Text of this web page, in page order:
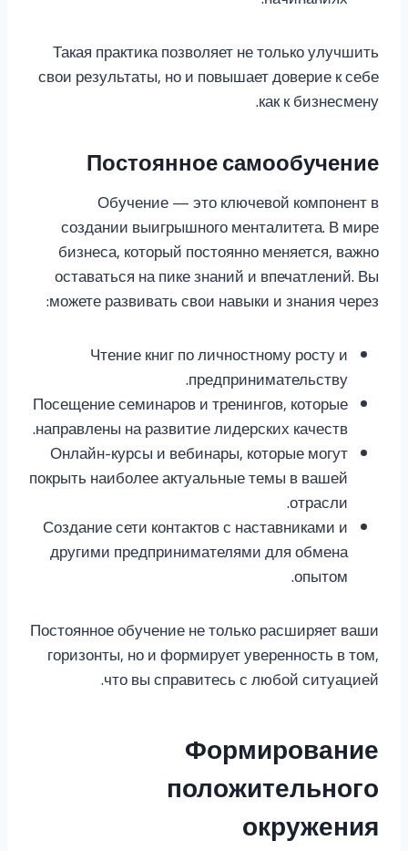
Такая практика позволяет не только улучшить
свои результаты, но и повышает доверие к себе
как к бизнесмену.
Постоянное самообучение
Обучение — это ключевой компонент в
создании выигрышного менталитета. В мире
бизнеса, который постоянно меняется, важно
оставаться на пике знаний и впечатлений. Вы
можете развивать свои навыки и знания через:
Чтение книг по личностному росту и
предпринимательству.
Посещение семинаров и тренингов, которые
направлены на развитие лидерских качеств.
Онлайн-курсы и вебинары, которые могут
покрыть наиболее актуальные темы в вашей
отрасли.
Создание сети контактов с наставниками и
другими предпринимателями для обмена
опытом.
Постоянное обучение не только расширяет ваши
горизонты, но и формирует уверенность в том,
что вы справитесь с любой ситуацией.
Формирование
положительного
окружения